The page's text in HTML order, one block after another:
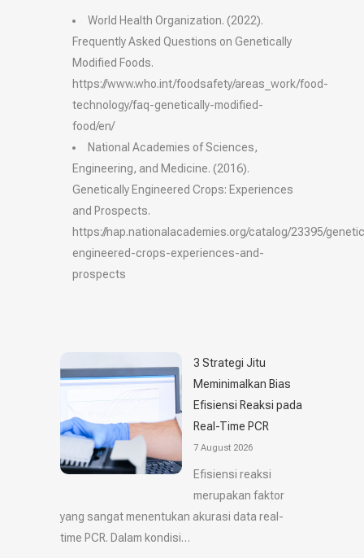
World Health Organization. (2022).
Frequently Asked Questions on Genetically
Modified Foods.
https://www.who.int/foodsafety/areas_work/food-
technology/faq-genetically-modified-
food/en/
National Academies of Sciences,
Engineering, and Medicine. (2016).
Genetically Engineered Crops: Experiences
and Prospects.
https://nap.nationalacademies.org/catalog/23395/
engineered-crops-experiences-and-
prospects
3 Strategi Jitu
Meminimalkan Bias
Efisiensi Reaksi pada
Real-Time PCR
7 August 2026
Efisiensi reaksi
merupakan faktor
yang sangat menentukan akurasi data real-
time PCR. Dalam kondisi…